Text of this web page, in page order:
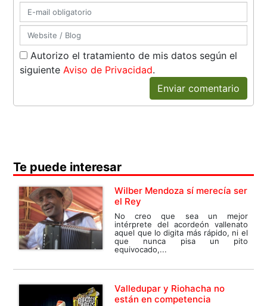
Autorizo el tratamiento de mis datos según el
siguienteAviso de Privacidad.
Enviar comentario
Te puede interesar
Wilber Mendoza sí merecía ser
el Rey
No creo que sea un mejor
intérprete del acordeón vallenato
aquel que lo digita más rápido, ni el
que nunca pisa un pito
equivocado,...
Valledupar y Riohacha no
están en competencia